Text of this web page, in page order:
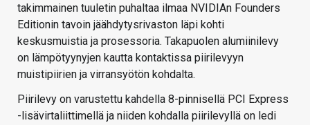
takimmainen tuuletin puhaltaa ilmaa NVIDIAn Founders
Editionin tavoin jäähdytysrivaston läpi kohti
keskusmuistia ja prosessoria. Takapuolen alumiinilevy
on lämpötyynyjen kautta kontaktissa piirilevyyn
muistipiirien ja virransyötön kohdalta.
Piirilevy on varustettu kahdella 8-pinnisellä PCI Express
-lisävirtaliittimellä ja niiden kohdalla piirilevyllä on ledi